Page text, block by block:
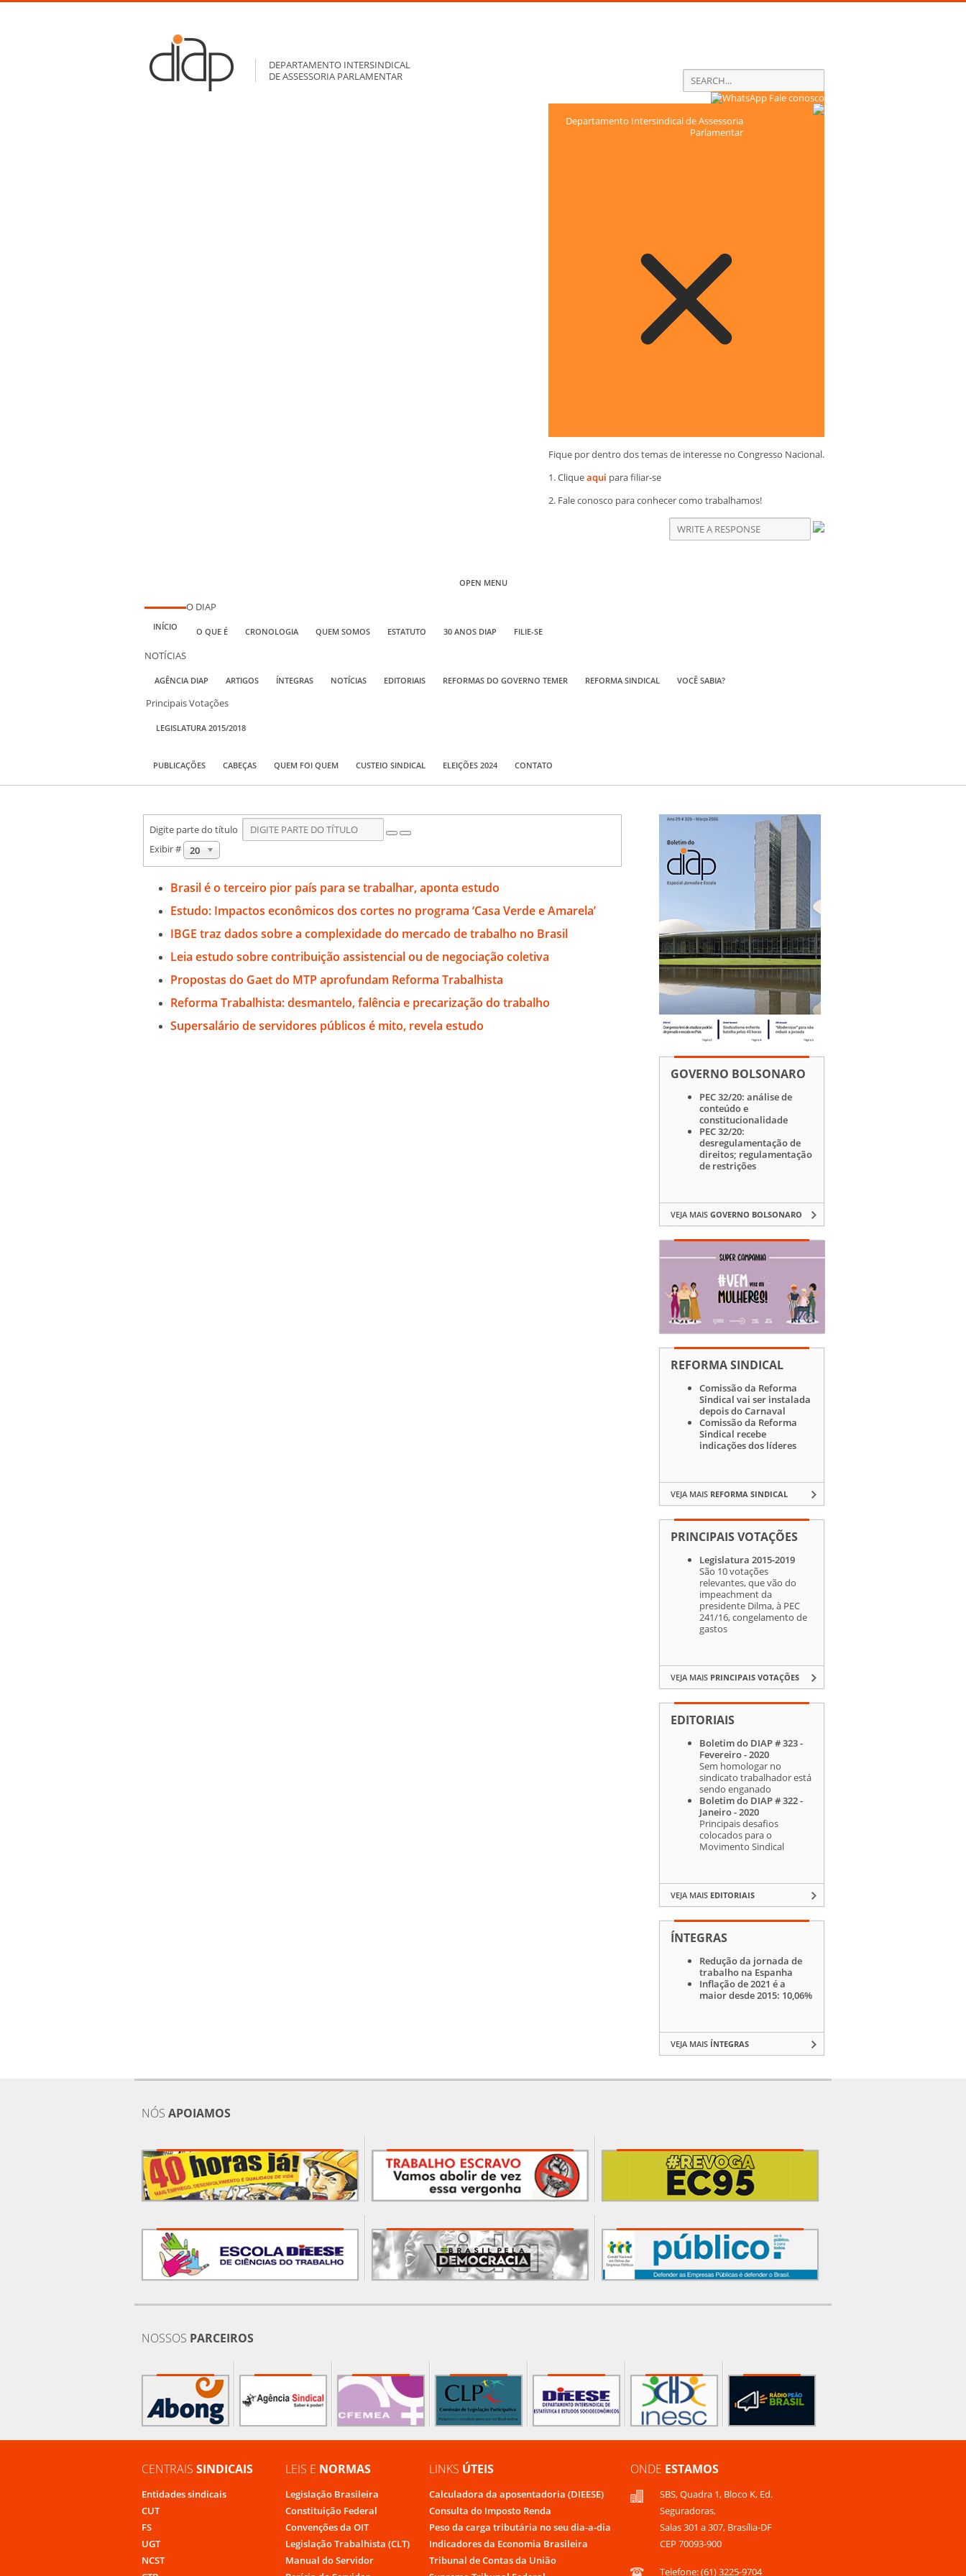
DEPARTAMENTO INTERSINDICAL
DE ASSESSORIA PARLAMENTAR
Fale conosco
Departamento Intersindical de Assessoria
Parlamentar
Fique por dentro dos temas de interesse no Congresso Nacional.
1. Cliqueaqui para filiar-se
2. Fale conosco para conhecer como trabalhamos!
OPEN MENU
INÍCIO
O DIAP
O QUE É CRONOLOGIA QUEM SOMOS ESTATUTO 30 ANOS DIAP FILIE-SE
NOTÍCIAS
AGÊNCIA DIAP ARTIGOS ÍNTEGRAS NOTÍCIAS EDITORIAIS REFORMAS DO GOVERNO TEMER REFORMA SINDICAL VOCÊ SABIA?
Principais Votações
LEGISLATURA 2015/2018
PUBLICAÇÕES CABEÇAS QUEM FOI QUEM CUSTEIO SINDICAL ELEIÇÕES 2024 CONTATO
Digite parte do título
Exibir #
20
Brasil é o terceiro pior país para se trabalhar, aponta estudo
Estudo: Impactos econômicos dos cortes no programa ‘Casa Verde e Amarela’
IBGE traz dados sobre a complexidade do mercado de trabalho no Brasil
Leia estudo sobre contribuição assistencial ou de negociação coletiva
Propostas do Gaet do MTP aprofundam Reforma Trabalhista
Reforma Trabalhista: desmantelo, falência e precarização do trabalho
Supersalário de servidores públicos é mito, revela estudo
GOVERNO BOLSONARO
PEC 32/20: análise de
conteúdo e
constitucionalidade
PEC 32/20:
desregulamentação de
direitos; regulamentação
de restrições
VEJA MAIS GOVERNO BOLSONARO
REFORMA SINDICAL
Comissão da Reforma
Sindical vai ser instalada
depois do Carnaval
Comissão da Reforma
Sindical recebe
indicações dos líderes
VEJA MAIS REFORMA SINDICAL
PRINCIPAIS VOTAÇÕES
Legislatura 2015-2019
São 10 votações
relevantes, que vão do
impeachment da
presidente Dilma, à PEC
241/16, congelamento de
gastos
VEJA MAIS PRINCIPAIS VOTAÇÕES
EDITORIAIS
Boletim do DIAP # 323 -
Fevereiro - 2020
Sem homologar no
sindicato trabalhador está
sendo enganado
Boletim do DIAP # 322 -
Janeiro - 2020
Principais desafios
colocados para o
Movimento Sindical
VEJA MAIS EDITORIAIS
ÍNTEGRAS
Redução da jornada de
trabalho na Espanha
Inflação de 2021 é a
maior desde 2015: 10,06%
VEJA MAIS ÍNTEGRAS
NÓS APOIAMOS
NOSSOS PARCEIROS
CENTRAIS SINDICAIS
Entidades sindicais
CUT
FS
UGT
NCST
LEIS E NORMAS
Legislação Brasileira
Constituição Federal
Convenções da OIT
Legislação Trabalhista (CLT)
Manual do Servidor
LINKS ÚTEIS
Calculadora da aposentadoria (DIEESE)
Consulta do Imposto Renda
Peso da carga tributária no seu dia-a-dia
Indicadores da Economia Brasileira
Tribunal de Contas da União
ONDE ESTAMOS
SBS, Quadra 1, Bloco K, Ed.
Seguradoras,
Salas 301 a 307, Brasília-DF
CEP 70093-900
Telefone: (61) 3225-9704